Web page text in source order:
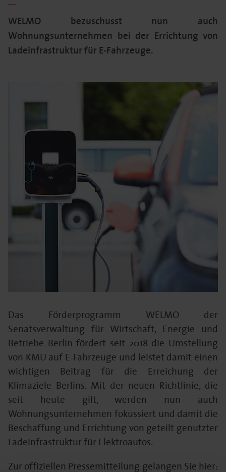
WELMO bezuschusst nun auch
Wohnungsunternehmen bei der Errichtung von
Ladeinfrastruktur für E-Fahrzeuge.
Das Förderprogramm WELMO der
Senatsverwaltung für Wirtschaft, Energie und
Betriebe Berlin fördert seit 2018 die Umstellung
von KMU auf E-Fahrzeuge und leistet damit einen
wichtigen Beitrag für die Erreichung der
Klimaziele Berlins. Mit der neuen Richtlinie, die
seit heute gilt, werden nun auch
Wohnungsunternehmen fokussiert und damit die
Beschaffung und Errichtung von geteilt genutzter
Ladeinfrastruktur für Elektroautos.
Zur offiziellen Pressemitteilung gelangen Sie hier: